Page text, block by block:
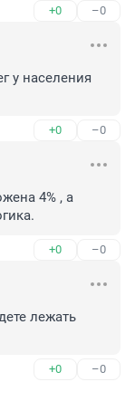
+0 –0
у населения
+0 –0
4% , а
+0 –0
лежать
+0 –0